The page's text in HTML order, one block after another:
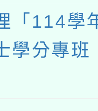
「114學
學分專班